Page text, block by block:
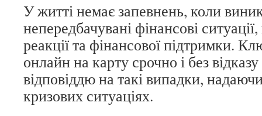
У житті немає запевнень, коли
непередбачувані фінансові
реакції та фінансової підтримки.
онлайн на карту срочно і без
відповіддю на такі випадки,
кризових ситуаціях.